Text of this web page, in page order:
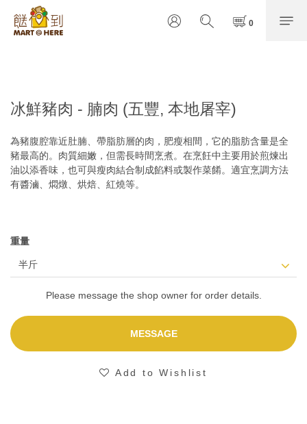
冰鮮豬肉 - 腩肉 (五豐, 本地屠宰)
為豬腹腔靠近肚腩、帶脂肪層的肉，肥瘦相間，它的脂肪含量是全
豬最高的。肉質細嫩，但需長時間烹煮。在烹飪中主要用於煎煉出
油以添香味，也可與瘦肉結合制成餡料或製作菜餚。適宜烹調方法
有醬滷、燜燉、烘焙、紅燒等。
重量
Please message the shop owner for order details.
MESSAGE
Add to Wishlist